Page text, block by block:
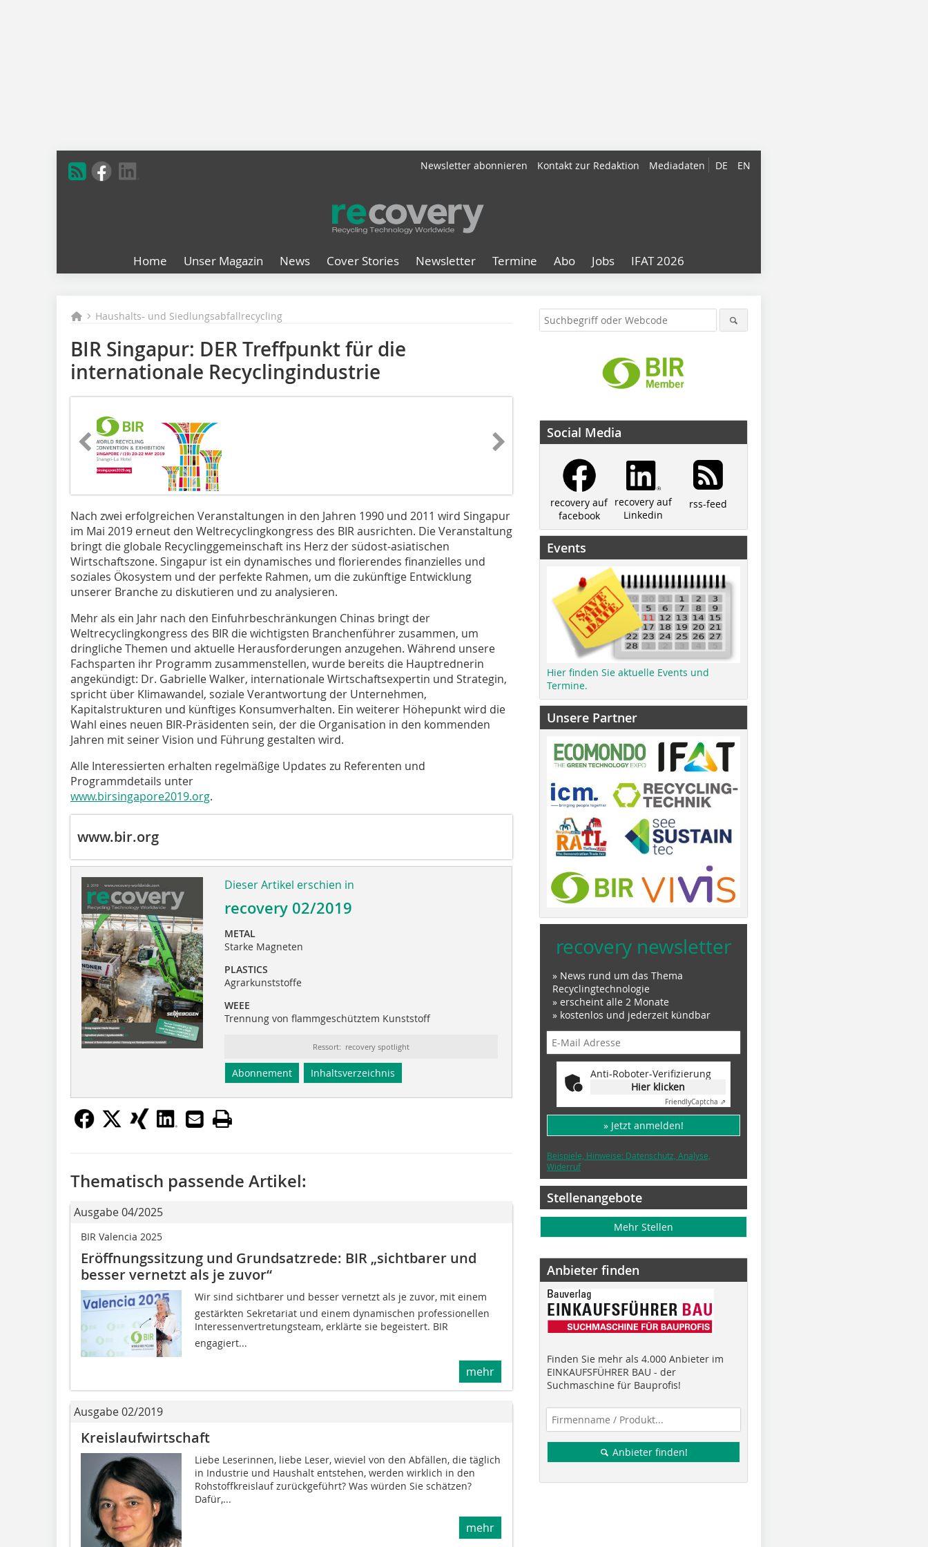
DE EN
Newsletter abonnieren Kontakt zur Redaktion Mediadaten
Home Unser Magazin News Cover Stories Newsletter Termine Abo Jobs IFAT 2026
Haushalts- und Siedlungsabfallrecycling
BIR Singapur: DER Treffpunkt für die
internationale Recyclingindustrie
Nach zwei erfolgreichen Veranstaltungen in den Jahren 1990 und 2011 wird Singapur
im Mai 2019 erneut den Weltrecyclingkongress des BIR ausrichten. Die Veranstaltung
bringt die globale Recyclinggemeinschaft ins Herz der südost-asiatischen
Wirtschaftszone. Singapur ist ein dynamisches und florierendes finanzielles und
soziales Ökosystem und der perfekte Rahmen, um die zukünftige Entwicklung
unserer Branche zu diskutieren und zu analysieren.
Mehr als ein Jahr nach den Einfuhrbeschränkungen Chinas bringt der
Weltrecyclingkongress des BIR die wichtigsten Branchenführer zusammen, um
dringliche Themen und aktuelle Herausforderungen anzugehen. Während unsere
Fachsparten ihr Programm zusammenstellen, wurde bereits die Hauptrednerin
angekündigt: Dr. Gabrielle Walker, internationale Wirtschaftsexpertin und Strategin,
spricht über Klimawandel, soziale Verantwortung der Unternehmen,
Kapitalstrukturen und künftiges Konsumverhalten. Ein weiterer Höhepunkt wird die
Wahl eines neuen BIR-Präsidenten sein, der die Organisation in den kommenden
Jahren mit seiner Vision und Führung gestalten wird.
Alle Interessierten erhalten regelmäßige Updates zu Referenten und
Programmdetails unter
www.birsingapore2019.org.
www.bir.org
Dieser Artikel erschien in
recovery 02/2019
METAL
Starke Magneten
PLASTICS
Agrarkunststoffe
WEEE
Trennung von flammgeschütztem Kunststoff
Ressort: recovery spotlight
Abonnement Inhaltsverzeichnis
Thematisch passende Artikel:
Ausgabe 04/2025
BIR Valencia 2025
Eröffnungssitzung und Grundsatzrede: BIR „sichtbarer und
besser vernetzt als je zuvor“
Wir sind sichtbarer und besser vernetzt als je zuvor, mit einem
gestärkten Sekretariat und einem dynamischen professionellen
Interessenvertretungsteam, erklärte sie begeistert. BIR
engagiert...
mehr
Ausgabe 02/2019
Kreislaufwirtschaft
Liebe Leserinnen, liebe Leser, wieviel von den Abfällen, die täglich
in Industrie und Haushalt entstehen, werden wirklich in den
Rohstoffkreislauf zurückgeführt? Was würden Sie schätzen?
Dafür,...
mehr
Social Media
recovery auf
facebook
recovery auf
Linkedin
rss-feed
Events
Hier finden Sie aktuelle Events und
Termine.
Unsere Partner
recovery newsletter
» News rund um das Thema
Recyclingtechnologie
» erscheint alle 2 Monate
» kostenlos und jederzeit kündbar
Anti-Roboter-Verifizierung
Hier klicken
FriendlyCaptcha ⇗
» Jetzt anmelden!
Beispiele, Hinweise: Datenschutz, Analyse,
Widerruf
Stellenangebote
Mehr Stellen
Anbieter finden
Finden Sie mehr als 4.000 Anbieter im
EINKAUFSFÜHRER BAU - der
Suchmaschine für Bauprofis!
Anbieter finden!